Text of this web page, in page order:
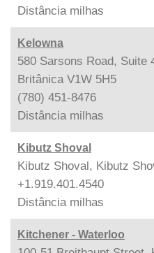
Distância milhas
Kelowna
580 Sarsons Road, Suite
Britânica V1W 5H5
(780) 451-8476
Distância milhas
Kibutz Shoval
Kibutz Shoval, Kibutz
+1.919.401.4540
Distância milhas
Kitchener - Waterloo